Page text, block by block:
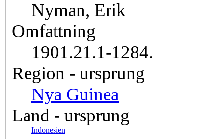
Nyman, Erik
Omfattning
1901.21.1-1284.
Region - ursprung
Nya Guinea
Land - ursprung
Indonesien